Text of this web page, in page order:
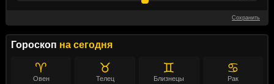
Сохранить
Гороскоп на сегодня
♈
Овен
♉
Телец
♊
Близнецы
♋
Рак